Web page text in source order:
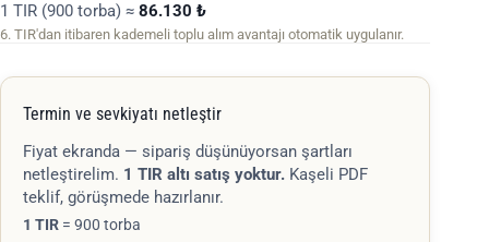
1 TIR (900 torba) ≈ 86.130 ₺
6. TIR'dan itibaren kademeli toplu alım avantajı otomatik uygulanır.
Termin ve sevkiyatı netleştir
Fiyat ekranda — sipariş düşünüyorsan şartları
netleştirelim. 1 TIR altı satış yoktur. Kaşeli PDF
teklif, görüşmede hazırlanır.
1 TIR = 900 torba